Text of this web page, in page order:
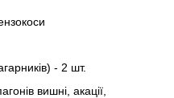
- 2 шт.
вишні, акації,